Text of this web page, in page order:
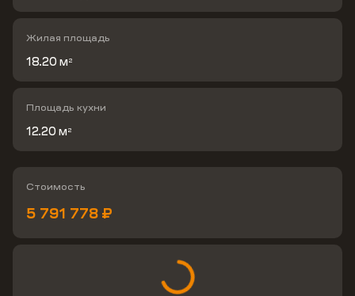
Жилая площадь
18.20 м 2
Площадь кухни
12.20 м 2
Стоимость
5 791 778 ₽